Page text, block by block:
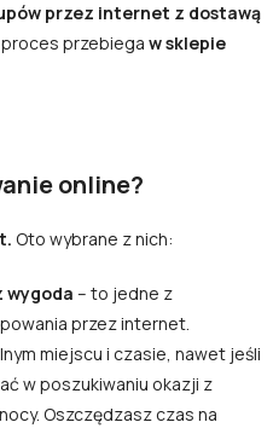
przez internet z dostawą
przebiega w sklepie
online?
Oto wybrane z nich:
wygoda – to jedne z
przez internet.
miejscu i czasie, nawet jeśli
w poszukiwaniu okazji z
Oszczędzasz czas na